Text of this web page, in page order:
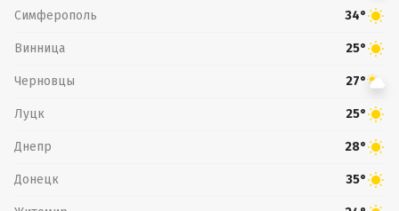
Симферополь 34°
Винница 25°
Черновцы 27°
Луцк 25°
Днепр 28°
Донецк 35°